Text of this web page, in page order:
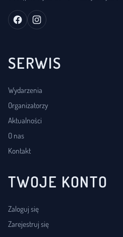
SERWIS
Wydarzenia
Organizatorzy
Aktualności
O nas
Kontakt
TWOJE KONTO
Zaloguj się
Zarejestruj się